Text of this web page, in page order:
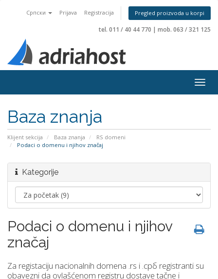
Српски Prijava Registracija Pregled proizvoda u korpi
tel. 011 / 40 44 770 | mob. 063 / 321 125
Baza znanja
Klijent sekcija Baza znanja
RS domeni
Podaci o domenu i njihov značaj
Kategorije
Podaci o domenu i njihov
značaj
Za registaciju nacionalnih domena .rs i .срб registranti su
obavezni da ovlašćenom registru dostave tačne i